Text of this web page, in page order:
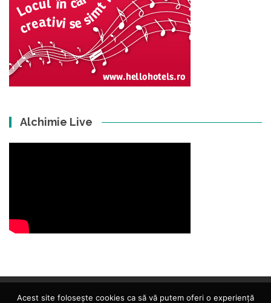
Alchimie Live
Acest site folosește cookies ca să vă putem oferi o experiență